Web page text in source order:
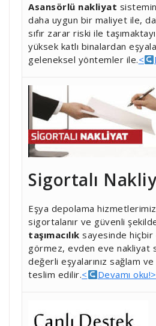
Asansörlü nakliyat
daha uygun bir maliyet ile,
sıfır zarar riski ile
yüksek katlı binalardan
geleneksel yöntemler ile.<
Sigortalı
Eşya depolama hizmetlerimiz
sigortalanır ve güvenli şekilde
taşımacılık sayesinde hiçbir
görmez, evden eve nakliyat
değerli eşyalarınız sağlam
teslim edilir.< Devamı oku!>